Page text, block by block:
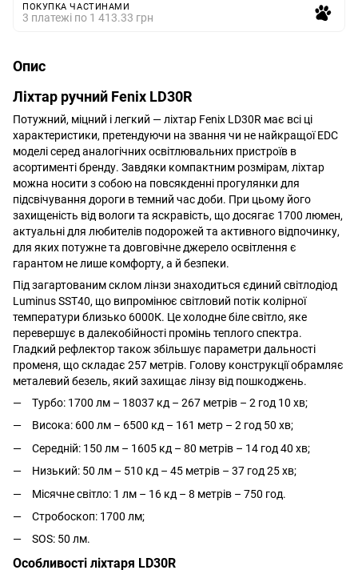
ПОКУПКА ЧАСТИНАМИ
3 платежі по 1 413.33 грн
Опис
Ліхтар ручний Fenix LD30R
Потужний, міцний і легкий — ліхтар Fenix LD30R має всі ці
характеристики, претендуючи на звання чи не найкращої EDC
моделі серед аналогічних освітлювальних пристроїв в
асортименті бренду. Завдяки компактним розмірам, ліхтар
можна носити з собою на повсякденні прогулянки для
підсвічування дороги в темний час доби. При цьому його
захищеність від вологи та яскравість, що досягає 1700 люмен,
актуальні для любителів подорожей та активного відпочинку,
для яких потужне та довговічне джерело освітлення є
гарантом не лише комфорту, а й безпеки.
Під загартованим склом лінзи знаходиться єдиний світлодіод
Luminus SST40, що випромінює світловий потік колірної
температури близько 6000К. Це холодне біле світло, яке
перевершує в далекобійності промінь теплого спектра.
Гладкий рефлектор також збільшує параметри дальності
променя, що складає 257 метрів. Голову конструкції обрамляє
металевий безель, який захищає лінзу від пошкоджень.
Турбо: 1700 лм – 18037 кд – 267 метрів – 2 год 10 хв;
Висока: 600 лм – 6500 кд – 161 метр – 2 год 50 хв;
Середній: 150 лм – 1605 кд – 80 метрів – 14 год 40 хв;
Низький: 50 лм – 510 кд – 45 метрів – 37 год 25 хв;
Місячне світло: 1 лм – 16 кд – 8 метрів – 750 год.
Стробоскоп: 1700 лм;
SOS: 50 лм.
Особливості ліхтаря LD30R